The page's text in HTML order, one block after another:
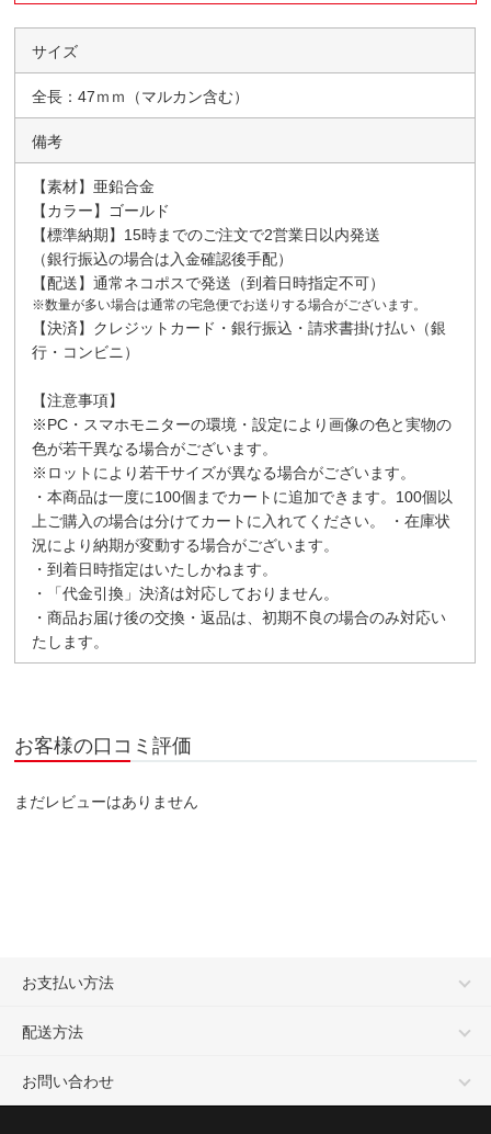
サイズ
全長：47ｍｍ（マルカン含む）
備考
【素材】亜鉛合金
【カラー】ゴールド
【標準納期】15時までのご注文で2営業日以内発送
（銀行振込の場合は入金確認後手配）
【配送】通常ネコポスで発送（到着日時指定不可）
※数量が多い場合は通常の宅急便でお送りする場合がございます。
【決済】クレジットカード・銀行振込・請求書掛け払い（銀
行・コンビニ）
【注意事項】
※PC・スマホモニターの環境・設定により画像の色と実物の
色が若干異なる場合がございます。
※ロットにより若干サイズが異なる場合がございます。
・本商品は一度に100個までカートに追加できます。100個以
上ご購入の場合は分けてカートに入れてください。 ・在庫状
況により納期が変動する場合がございます。
・到着日時指定はいたしかねます。
・「代金引換」決済は対応しておりません。
・商品お届け後の交換・返品は、初期不良の場合のみ対応い
たします。
お客様の口コミ評価
まだレビューはありません
お支払い方法
配送方法
お問い合わせ